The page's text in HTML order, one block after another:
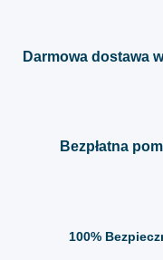
Darmowa dostawa
Bezpłatna
100%